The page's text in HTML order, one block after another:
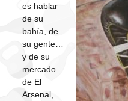
es hablar
de su
bahía, de
su gente…
y de su
mercado
de El
Arsenal,